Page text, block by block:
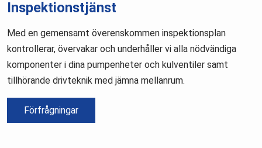
Inspektionstjänst
Med en gemensamt överenskommen inspektionsplan
kontrollerar, övervakar och underhåller vi alla nödvändiga
komponenter i dina pumpenheter och kulventiler samt
tillhörande drivteknik med jämna mellanrum.
Förfrågningar